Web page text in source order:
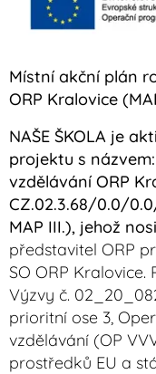
Místní akční plán
ORP Kralovice
NAŠE ŠKOLA je
projektu s
vzdělávání ORP
CZ.02.3.68/0.0/
MAP III.), jehož
představitel ORP
SO ORP
Výzvy č.
prioritní ose 3,
vzdělávání (OP
prostředků EU a